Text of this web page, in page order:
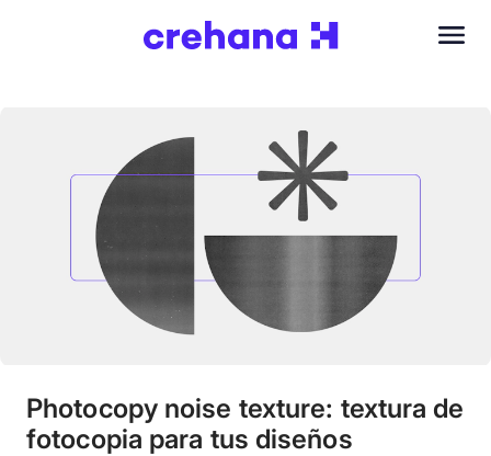
Photocopy noise texture: textura de
fotocopia para tus diseños